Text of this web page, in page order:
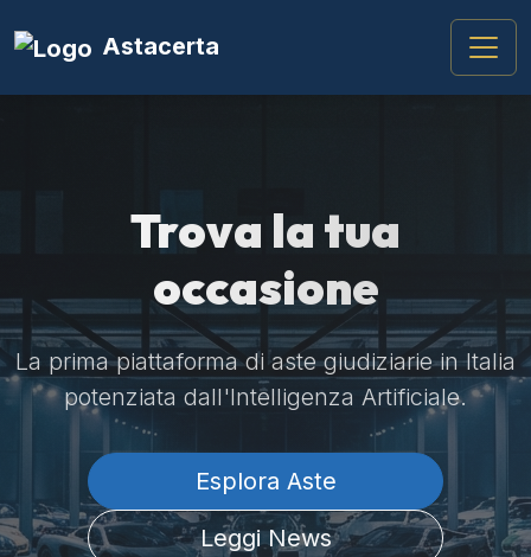
Astacerta
Trova la tua
occasione
La prima piattaforma di aste giudiziarie in Italia
potenziata dall'Intelligenza Artificiale.
Esplora Aste
Leggi News